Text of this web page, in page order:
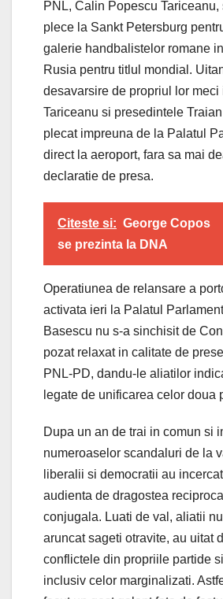
PNL, Calin Popescu Tariceanu,
plece la Sankt Petersburg
galerie handbalistelor romane
Rusia pentru titlul mondial.
desavarsire de propriul lor meci
Tariceanu si presedintele
plecat impreuna de la Palatul
direct la aeroport, fara sa mai
declaratie de presa.
Citeste si: George Copos
se prezinta la DNA
Operatiunea de relansare a
activata ieri la Palatul
Basescu nu s-a sinchisit de
pozat relaxat in calitate de
PNL-PD, dandu-le aliatilor
legate de unificarea celor doua
Dupa un an de trai in comun si
numeroaselor scandaluri de la
liberalii si democratii au
audienta de dragostea
conjugala. Luati de val, aliatii
aruncat sageti otravite, au uitat
conflictele din propriile partide
inclusiv celor marginalizati.